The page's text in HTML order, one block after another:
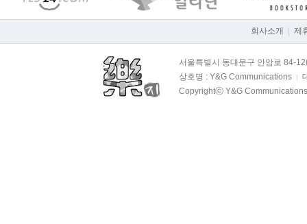
회사소개 제
서울특별시 동대문구 안암로 84-
상호명 : Y&G Communications
|
Copyrightⓒ Y&G